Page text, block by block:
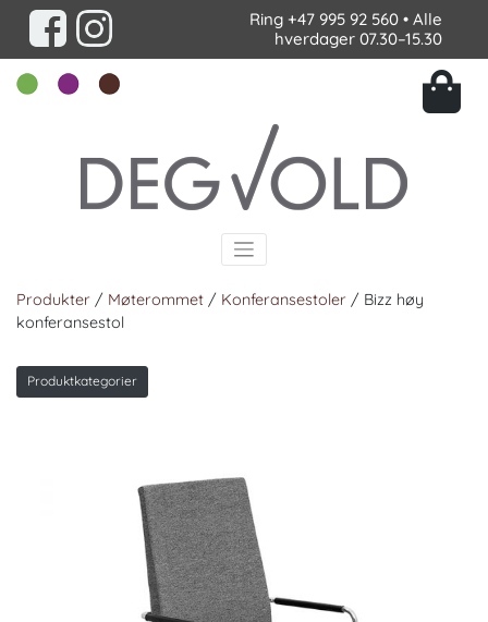
Ring +47 995 92 560 • Alle
hverdager 07.30–15.30
Produkter / Møterommet / Konferansestoler / Bizz høy
konferansestol
Produktkategorier